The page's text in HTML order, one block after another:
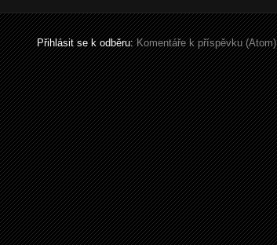
Přihlásit se k odběru:Komentáře k příspěvku (Atom)